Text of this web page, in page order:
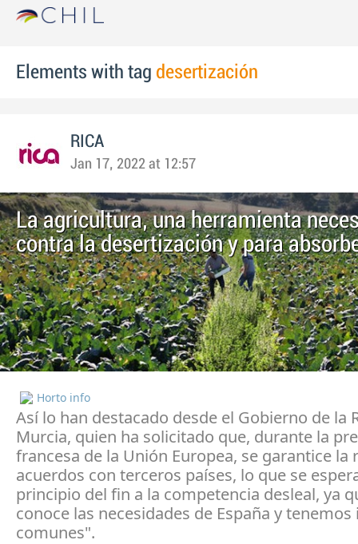
Elements with tag desertización
RICA
Jan 17, 2022 at 12:57
La agricultura, una herramienta
contra la desertización y para
Horto info
Así lo han destacado desde el Gobierno de la
Murcia, quien ha solicitado que, durante la
francesa de la Unión Europea, se garantice la
acuerdos con terceros países, lo que se
principio del fin a la competencia desleal, ya
conoce las necesidades de España y
comunes".